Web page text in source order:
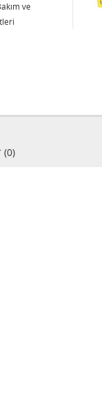
Dedektörü Bakım ve
Servis Hizmetleri
(0)